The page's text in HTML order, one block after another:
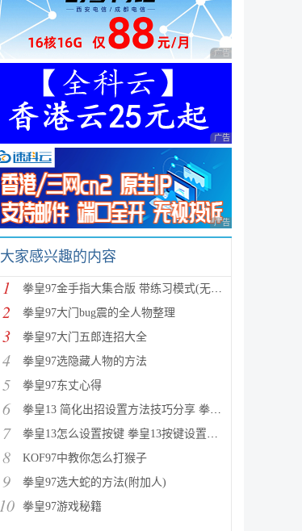
广告 商业广告，理性
广告 商业广告，理性
广告 商业广告，理性
大家感兴趣的内容
1 拳皇97金手指大集合版 带练习模式(无限血，无限时间)
2 拳皇97大门bug震的全人物整理
3 拳皇97大门五郎连招大全
4 拳皇97选隐藏人物的方法
5 拳皇97东丈心得
6 拳皇13 简化出招设置方法技巧分享 拳皇13 如何出招简
7 拳皇13怎么设置按键 拳皇13按键设置图文教程
8 KOF97中教你怎么打猴子
9 拳皇97选大蛇的方法(附加人)
10 拳皇97游戏秘籍